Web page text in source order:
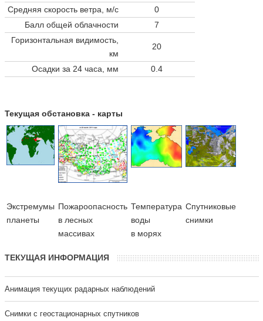
Средняя скорость ветра, м/с
0
Балл общей облачности
7
Горизонтальная видимость,
км
20
Осадки за 24 часа, мм 0.4
Текущая обстановка - карты
Экстремумы
планеты
Пожароопасность
в лесных
массивах
Температура
воды
в морях
Cпутниковые
снимки
ТЕКУЩАЯ ИНФОРМАЦИЯ
Анимация текущих радарных наблюдений
Cнимки с геостационарных спутников